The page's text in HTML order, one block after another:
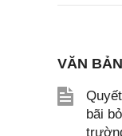
VĂN
bãi